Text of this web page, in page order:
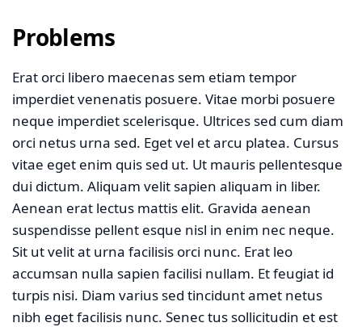
Problems
Erat orci libero maecenas sem etiam tempor
imperdiet venenatis posuere. Vitae morbi posuere
neque imperdiet scelerisque. Ultrices sed cum diam
orci netus urna sed. Eget vel et arcu platea. Cursus
vitae eget enim quis sed ut. Ut mauris pellentesque
dui dictum. Aliquam velit sapien aliquam in liber.
Aenean erat lectus mattis elit. Gravida aenean
suspendisse pellent esque nisl in enim nec neque.
Sit ut velit at urna facilisis orci nunc. Erat leo
accumsan nulla sapien facilisi nullam. Et feugiat id
turpis nisi. Diam varius sed tincidunt amet netus
nibh eget facilisis nunc. Senec tus sollicitudin et est